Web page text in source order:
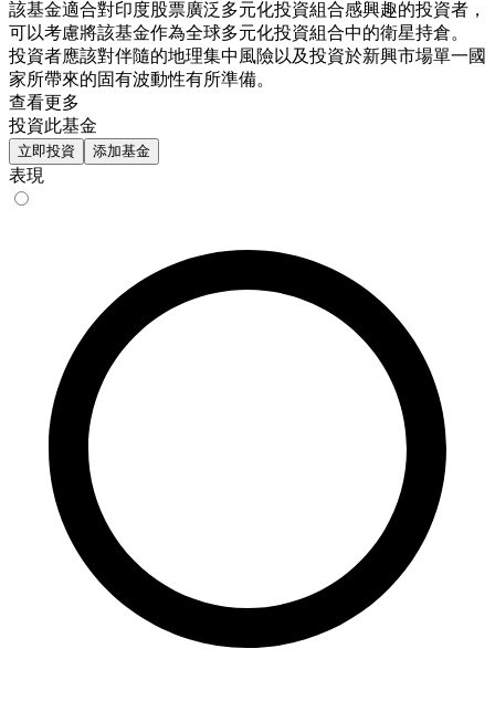
該基金適合對印度股票廣泛多元化投資組合感興趣的投資者，
可以考慮將該基金作為全球多元化投資組合中的衛星持倉。
投資者應該對伴隨的地理集中風險以及投資於新興市場單一國
家所帶來的固有波動性有所準備。
查看更多
投資此基金
立即投資 添加基金
表現